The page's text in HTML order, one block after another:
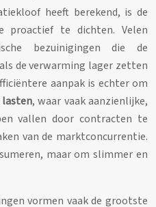
heeft berekend, is de
proactief te dichten. Velen
bezuinigingen die de
de verwarming lager zetten
aanpak is echter om
, waar vaak aanzienlijke,
vallen door contracten te
van de marktconcurrentie.
maar om slimmer en
vormen vaak de grootste